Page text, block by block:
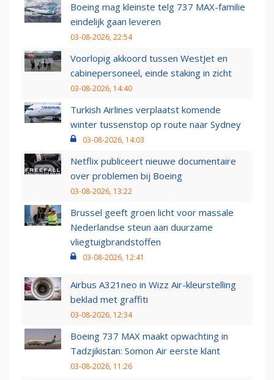
Boeing mag kleinste telg 737 MAX-familie
eindelijk gaan leveren
03-08-2026, 22:54
Voorlopig akkoord tussen WestJet en
cabinepersoneel, einde staking in zicht
03-08-2026, 14:40
Turkish Airlines verplaatst komende
winter tussenstop op route naar Sydney
03-08-2026, 14:03
Netflix publiceert nieuwe documentaire
over problemen bij Boeing
03-08-2026, 13:22
Brussel geeft groen licht voor massale
Nederlandse steun aan duurzame
vliegtuigbrandstoffen
03-08-2026, 12:41
Airbus A321neo in Wizz Air-kleurstelling
beklad met graffiti
03-08-2026, 12:34
Boeing 737 MAX maakt opwachting in
Tadzjikistan: Somon Air eerste klant
03-08-2026, 11:26